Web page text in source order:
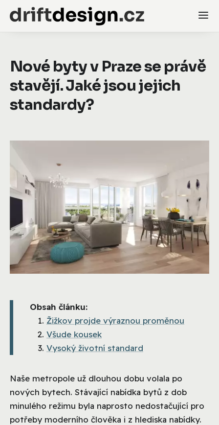
Nové byty v Praze se právě
stavějí. Jaké jsou jejich
standardy?
Obsah článku:
Žižkov projde výraznou proměnou
Všude kousek
Vysoký životní standard
Naše metropole už dlouhou dobu volala po
nových bytech. Stávající nabídka bytů z dob
minulého režimu byla naprosto nedostačující pro
potřeby moderního člověka i z hlediska nabídky.